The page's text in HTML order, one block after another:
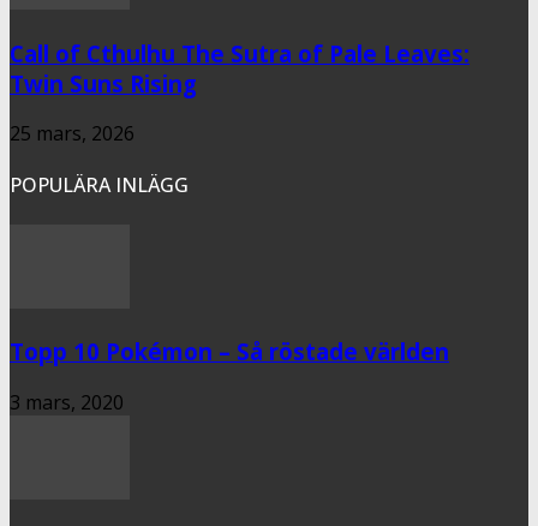
Call of Cthulhu The Sutra of Pale Leaves:
Twin Suns Rising
25 mars, 2026
POPULÄRA INLÄGG
Topp 10 Pokémon – Så röstade världen
3 mars, 2020